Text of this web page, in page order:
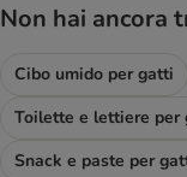
Non hai ancora
Cibo umido per gatti
Toilette e lettiere per
Snack e paste per